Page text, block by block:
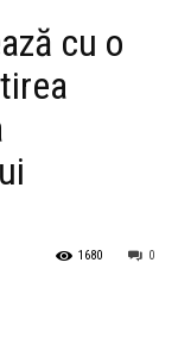
cu o
0
1680